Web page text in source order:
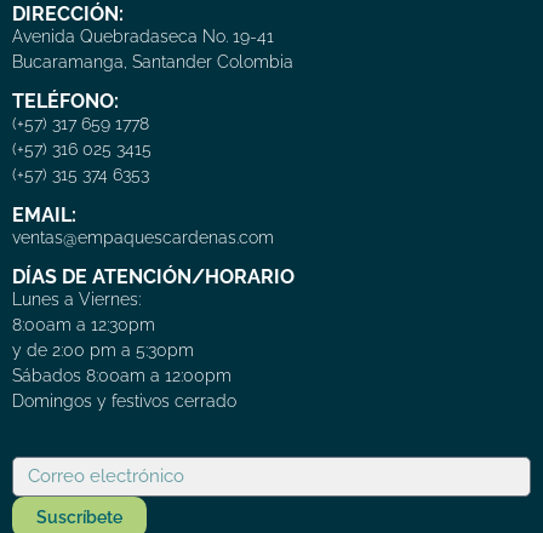
DIRECCIÓN:
Avenida Quebradaseca No. 19-41
Bucaramanga, Santander Colombia
TELÉFONO:
(+57) 317 659 1778
(+57) 316 025 3415
(+57) 315 374 6353
EMAIL:
ventas@empaquescardenas.com
DÍAS DE ATENCIÓN/HORARIO
Lunes a Viernes:
8:00am a 12:30pm
y de 2:00 pm a 5:30pm
Sábados 8:00am a 12:00pm
Domingos y festivos cerrado
Suscríbete